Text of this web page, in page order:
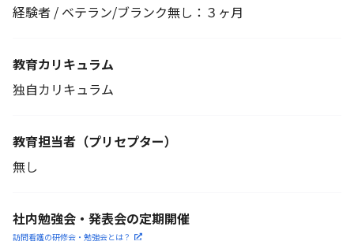
経験者 / ベテラン/ブランク無し：３ヶ月
教育カリキュラム
独自カリキュラム
教育担当者 （プリセプター）
無し
社内勉強会・発表会の定期開催
訪問看護の研修会・勉強会とは？